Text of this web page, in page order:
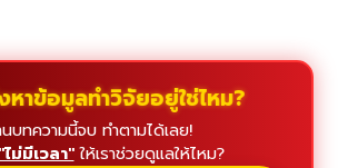
หาข้อมูลทำวิจัยอยู่ใช่ไหม?
บทความนี้จบ ทำตามได้เลย!
"ไม่มีเวลา"ให้เราช่วยดูแลให้ไหม?